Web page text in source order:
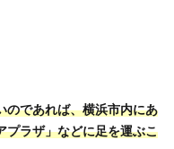
のであれば、横浜市内にあ
プラザ」などに足を運ぶこ